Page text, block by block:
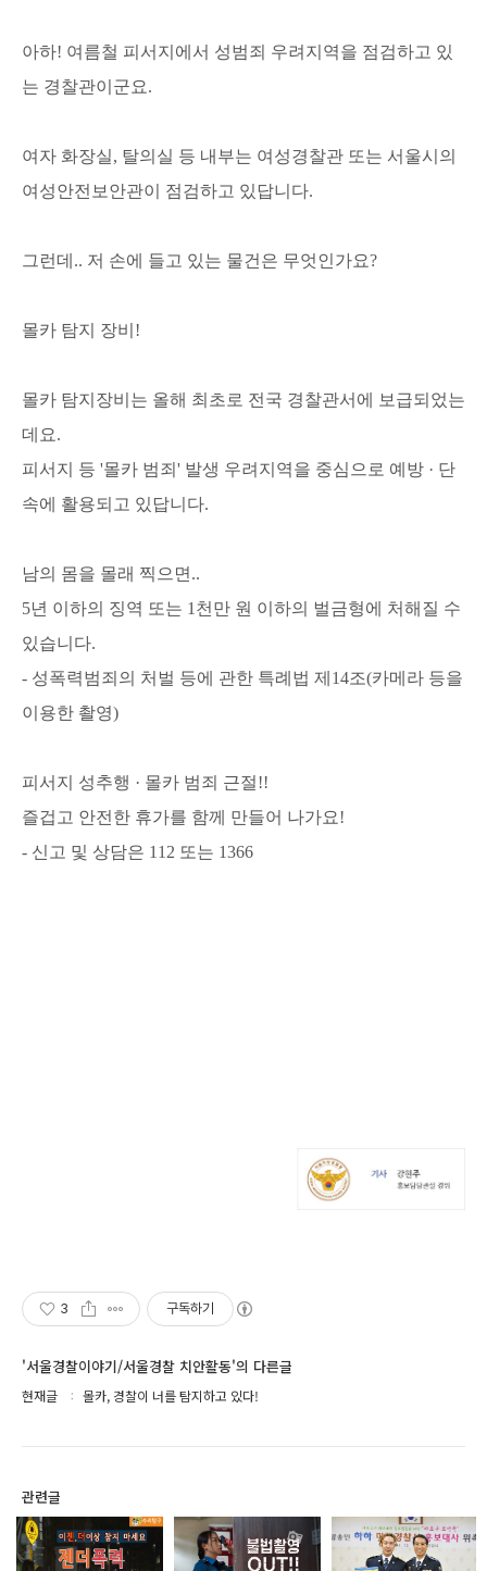
아하! 여름철 피서지에서 성범죄 우려지역을 점검하고 있
는 경찰관이군요.
여자 화장실, 탈의실 등 내부는 여성경찰관 또는 서울시의
여성안전보안관이 점검하고 있답니다.
그런데.. 저 손에 들고 있는 물건은 무엇인가요?
몰카 탐지 장비!
몰카 탐지장비는 올해 최초로 전국 경찰관서에 보급되었는
데요.
피서지 등 '몰카 범죄' 발생 우려지역을 중심으로 예방 · 단
속에 활용되고 있답니다.
남의 몸을 몰래 찍으면..
5년 이하의 징역 또는 1천만 원 이하의 벌금형에 처해질 수
있습니다.
- 성폭력범죄의 처벌 등에 관한 특례법 제14조(카메라 등을
이용한 촬영)
피서지 성추행 · 몰카 범죄 근절!!
즐겁고 안전한 휴가를 함께 만들어 나가요!
- 신고 및 상담은 112 또는 1366
3 구독하기
'서울경찰이야기/서울경찰 치안활동'의 다른글
현재글 몰카, 경찰이 너를 탐지하고 있다!
관련글